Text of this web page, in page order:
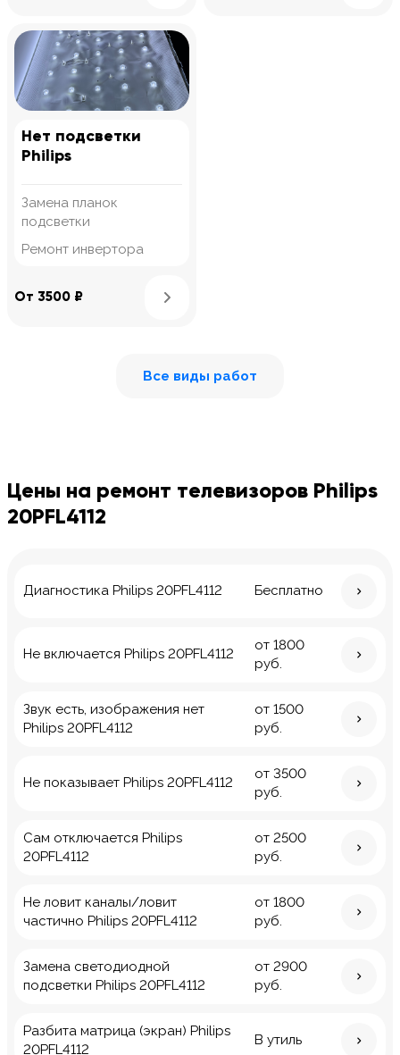
Нет подсветки
Philips
Замена планок
подсветки
Ремонт инвертора
От 3500 ₽
Все виды работ
Цены на ремонт телевизоров Philips
20PFL4112
Диагностика Philips 20PFL4112 Бесплатно
Не включается Philips 20PFL4112
от 1800
руб.
Звук есть, изображения нет
Philips 20PFL4112
от 1500
руб.
Не показывает Philips 20PFL4112
от 3500
руб.
Сам отключается Philips
20PFL4112
от 2500
руб.
Не ловит каналы/ловит
частично Philips 20PFL4112
от 1800
руб.
Замена светодиодной
подсветки Philips 20PFL4112
от 2900
руб.
Разбита матрица (экран) Philips
20PFL4112
В утиль